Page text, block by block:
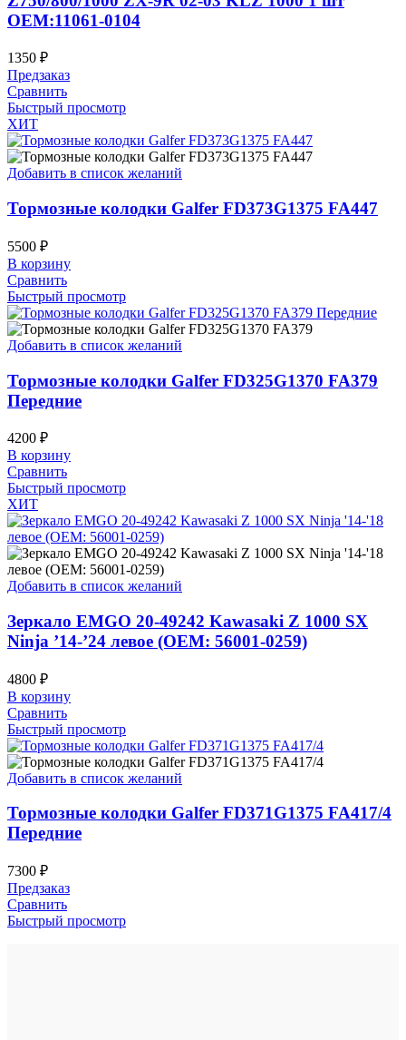
OEM:11061-0104
1350 ₽
Предзаказ
Сравнить
Быстрый просмотр
ХИТ
Добавить в список желаний
Тормозные колодки Galfer FD373G1375 FA447
5500 ₽
В корзину
Сравнить
Быстрый просмотр
Добавить в список желаний
Тормозные колодки Galfer FD325G1370 FA379
Передние
4200 ₽
В корзину
Сравнить
Быстрый просмотр
ХИТ
Добавить в список желаний
Зеркало EMGO 20-49242 Kawasaki Z 1000 SX
Ninja ’14-’24 левое (OEM: 56001-0259)
4800 ₽
В корзину
Сравнить
Быстрый просмотр
Добавить в список желаний
Тормозные колодки Galfer FD371G1375 FA417/4
Передние
7300 ₽
Предзаказ
Сравнить
Быстрый просмотр